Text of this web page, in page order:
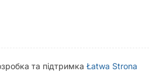
та підтримка Łatwa Strona